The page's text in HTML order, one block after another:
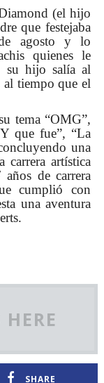
(el hijo
que festejaba
agosto y lo
quienes le
su hijo salía al
al tiempo que el
tema “OMG”,
que fue”, “La
una
carrera artística
de carrera
cumplió con
una aventura
SHARE